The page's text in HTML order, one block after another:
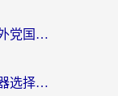
超越时空的猫加速器排行榜：海外党国服游戏不卡顿的终极选择指南
英国玩枪神纪总卡顿？这篇加速器选择指南帮你告别延迟（附实测推荐）